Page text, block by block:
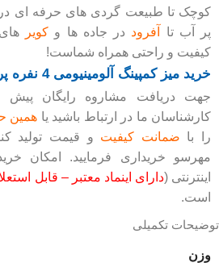
کوچک تا طبیعت گردی های حرفه ای
پر آب تا
آفرود در جاده ها و کویر
کیفیت و راحتی همراه شماست!
خرید میز کمپینگ آلومینیومی 4 نفره پرستیژ
جهت دریافت مشاروه رایگان پیش
کارشناسان ما در ارتباط باشید یا همین
را با ضمانت کیفیت و قیمت تولید
مهرسو خریداری فرمایید. امکان
اینترنتی (دارای اینماد معتبر – قابل
است.
توضیحات تکمیلی
وزن